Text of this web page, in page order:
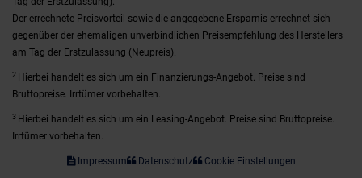
Der errechnete Preisvorteil sowie die angegebene Ersparnis errechnet sich
gegenüber der ehemaligen unverbindlichen Preisempfehlung des Herstellers
am Tag der Erstzulassung (Neupreis).
2 Hierbei handelt es sich um ein Finanzierungs-Angebot. Preise sind
Bruttopreise. Irrtümer vorbehalten.
3 Hierbei handelt es sich um ein Leasing-Angebot. Preise sind Bruttopreise.
Irrtümer vorbehalten.
Impressum Datenschutz Cookie Einstellungen